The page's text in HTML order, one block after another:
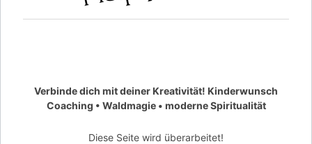
Verbinde dich mit deiner Kreativität! Kinderwunsch
Coaching • Waldmagie • moderne Spiritualität
Diese Seite wird überarbeitet!